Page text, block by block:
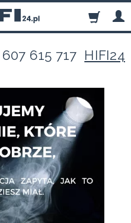
607 615 717 HIFI24